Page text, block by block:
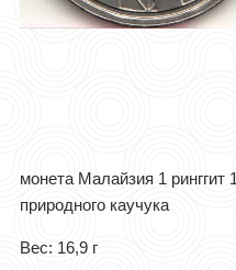
монета Малайзия 1
природного каучука
Вес: 16,9 г